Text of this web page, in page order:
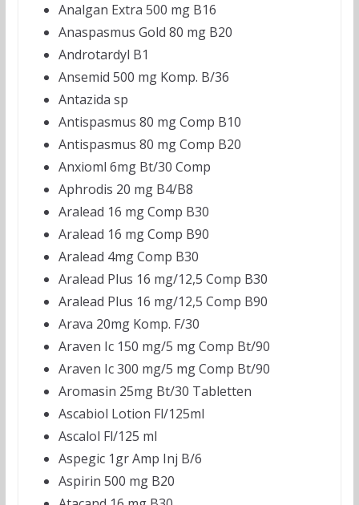
Analgan Extra 500 mg B16
Anaspasmus Gold 80 mg B20
Androtardyl B1
Ansemid 500 mg Komp. B/36
Antazida sp
Antispasmus 80 mg Comp B10
Antispasmus 80 mg Comp B20
Anxioml 6mg Bt/30 Comp
Aphrodis 20 mg B4/B8
Aralead 16 mg Comp B30
Aralead 16 mg Comp B90
Aralead 4mg Comp B30
Aralead Plus 16 mg/12,5 Comp B30
Aralead Plus 16 mg/12,5 Comp B90
Arava 20mg Komp. F/30
Araven Ic 150 mg/5 mg Comp Bt/90
Araven Ic 300 mg/5 mg Comp Bt/90
Aromasin 25mg Bt/30 Tabletten
Ascabiol Lotion Fl/125ml
Ascalol Fl/125 ml
Aspegic 1gr Amp Inj B/6
Aspirin 500 mg B20